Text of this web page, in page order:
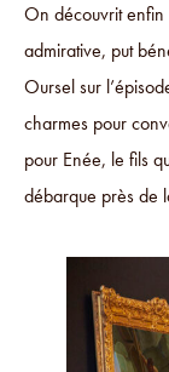
On découvrit enfin
admirative, put
Oursel sur
charmes pour
pour Enée, le fils
débarque près de